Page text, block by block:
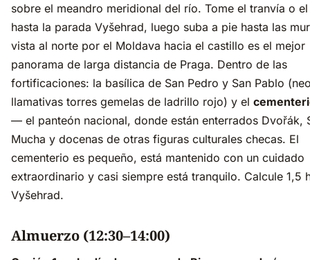
sobre el meandro meridional del río. Tome el tranvía o
hasta la parada Vyšehrad, luego suba a pie hasta las
vista al norte por el Moldava hacia el castillo es el mejor
panorama de larga distancia de Praga. Dentro de las
fortificaciones: la basílica de San Pedro y San Pablo
llamativas torres gemelas de ladrillo rojo) y el
— el panteón nacional, donde están enterrados Dvořák,
Mucha y docenas de otras figuras culturales checas. El
cementerio es pequeño, está mantenido con un cuidado
extraordinario y casi siempre está tranquilo. Calcule 1,5
Vyšehrad.
Almuerzo (12:30–14:00)